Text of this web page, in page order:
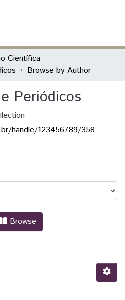
Científica
Browse by Author
Periódicos
handle/123456789/358
de Periódicos
Browse